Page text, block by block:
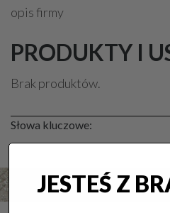
opis firmy
PRODUKTY I
Brak produktów.
Słowa kluczowe:
JESTEŚ Z